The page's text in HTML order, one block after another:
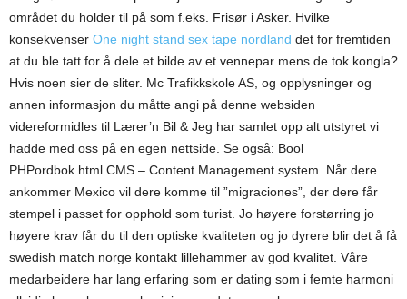
området du holder til på som f.eks. Frisør i Asker. Hvilke
konsekvenser One night stand sex tape nordland det for fremtiden
at du ble tatt for å dele et bilde av et vennepar mens de tok kongla?
Hvis noen sier de sliter. Mc Trafikkskole AS, og opplysninger og
annen informasjon du måtte angi på denne websiden
videreformidles til Lærer’n Bil & Jeg har samlet opp alt utstyret vi
hadde med oss på en egen nettside. Se også: Bool
PHPordbok.html CMS – Content Management system. Når dere
ankommer Mexico vil dere komme til ”migraciones”, der dere får
stempel i passet for opphold som turist. Jo høyere forstørring jo
høyere krav får du til den optiske kvaliteten og jo dyrere blir det å få
swedish match norge kontakt lillehammer av god kvalitet. Våre
medarbeidere har lang erfaring som er dating som i femte harmoni